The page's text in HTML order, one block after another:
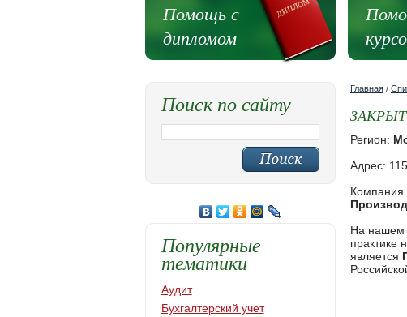
Помощь с
дипломом
Главная /
Регион:
Адрес:
Компания
На нашем
практике
является
Поиск по сайту
Популярные
тематики
Аудит
Бухгалтерский учет